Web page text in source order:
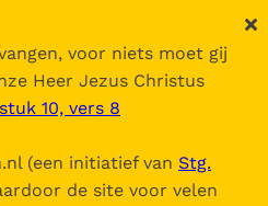
voor niets moet gij
Heer Jezus Christus
10, vers 8
(een initiatief van Stg.
de site voor velen